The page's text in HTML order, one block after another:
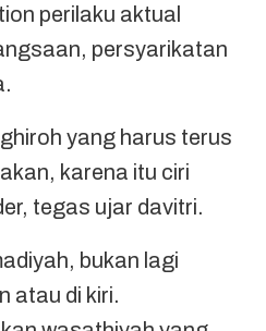
perilaku aktual
persyarikatan
yang harus terus
karena itu ciri
tegas ujar davitri.
bukan lagi
atau di kiri.